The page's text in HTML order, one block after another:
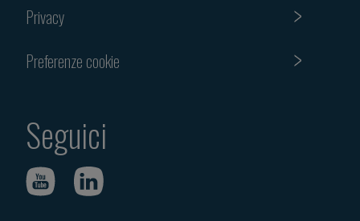
Privacy
Preferenze cookie
Seguici